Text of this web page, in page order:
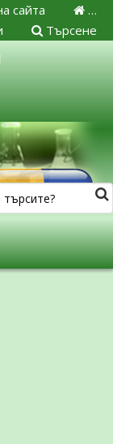
…
сайта
Търсене